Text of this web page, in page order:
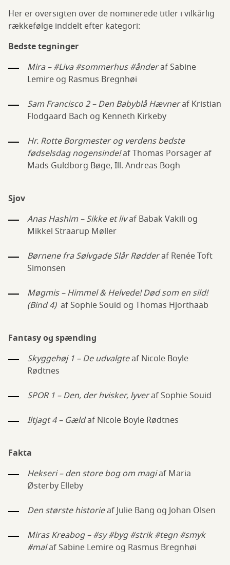
Her er oversigten over de nominerede titler i vilkårlig
rækkefølge inddelt efter kategori:
Bedste tegninger
Mira – #Liva #sommerhus #ånderaf Sabine
Lemire og Rasmus Bregnhøi
Sam Francisco 2 – Den Babyblå Hævneraf Kristian
Flodgaard Bach og Kenneth Kirkeby
Hr. Rotte Borgmester og verdens bedste
fødselsdag nogensinde!af Thomas Porsager af
Mads Guldborg Bøge, Ill. Andreas Bogh
Sjov
Anas Hashim – Sikke et livaf Babak Vakili og
Mikkel Straarup Møller
Børnene fra Sølvgade Slår Rødderaf Renée Toft
Simonsen
Møgmis – Himmel & Helvede! Død som en sild!
(Bind 4)af Sophie Souid og Thomas Hjorthaab
Fantasy og spænding
Skyggehøj 1 – De udvalgteaf Nicole Boyle
Rødtnes
SPOR 1 – Den, der hvisker, lyveraf Sophie Souid
Iltjagt 4 – Gældaf Nicole Boyle Rødtnes
Fakta
Hekseri – den store bog om magiaf Maria
Østerby Elleby
Den største historieaf Julie Bang og Johan Olsen
Miras Kreabog – #sy #byg #strik #tegn #smyk
#malaf Sabine Lemire og Rasmus Bregnhøi